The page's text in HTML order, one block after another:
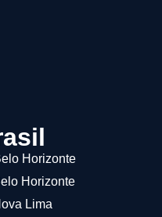
Horizonte
Horizonte
Lima